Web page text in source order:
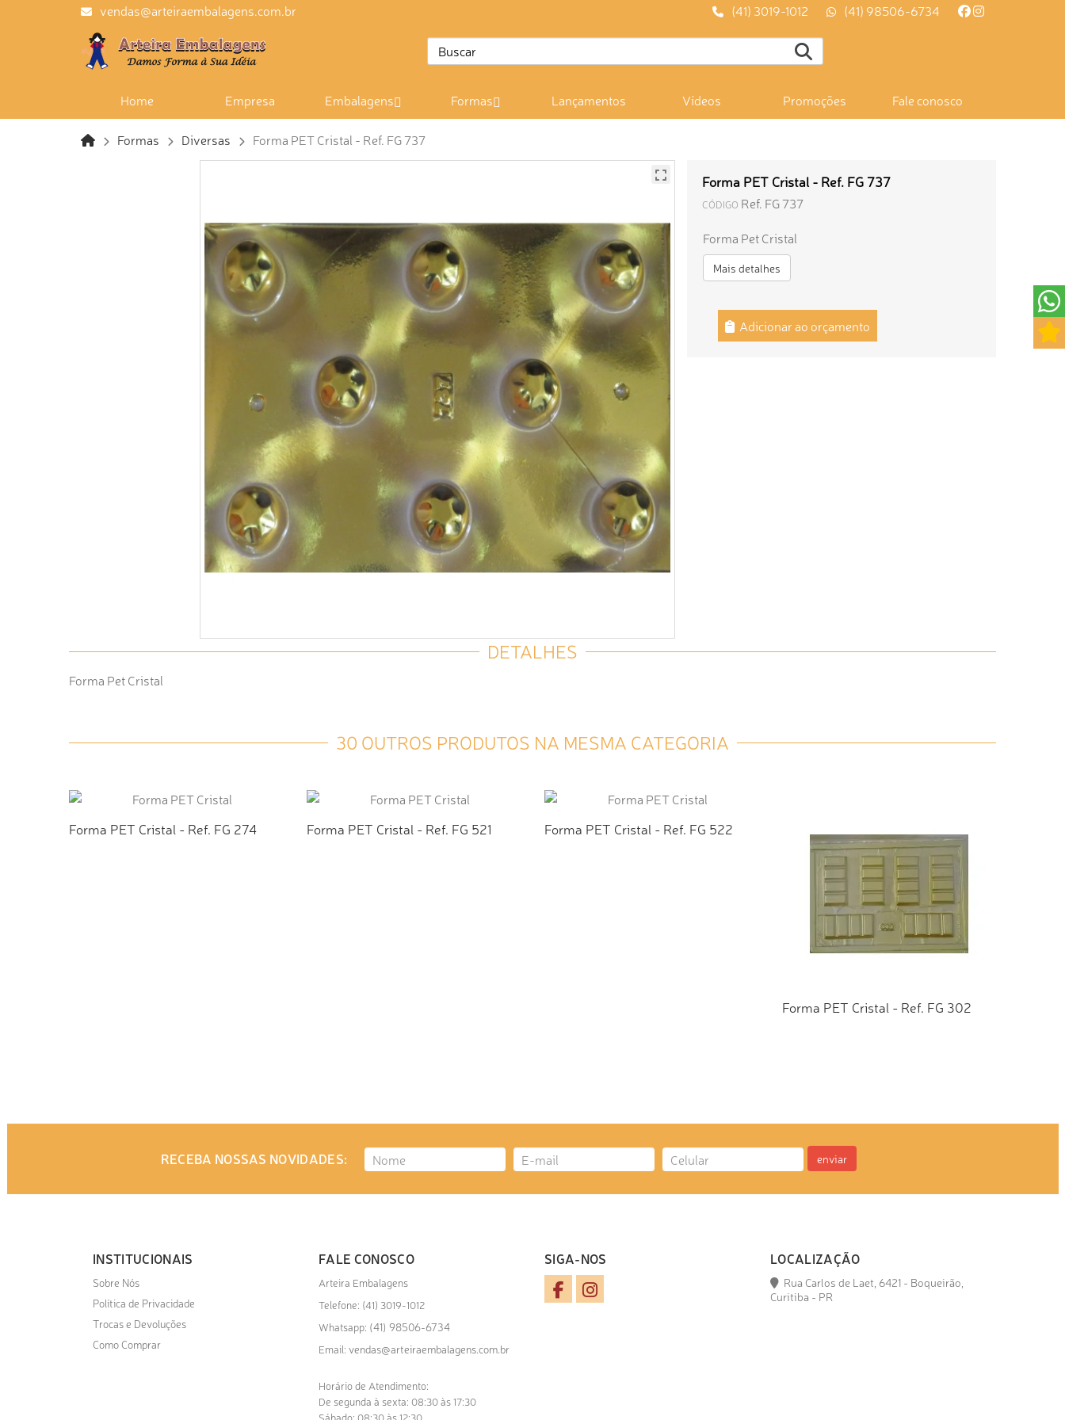
vendas@arteiraembalagens.com.br (41) 3019-1012 (41) 98506-6734
Home Empresa Embalagens Formas Lançamentos Vídeos Promoções Fale conosco
Formas Diversas Forma PET Cristal - Ref. FG 737
Forma PET Cristal - Ref. FG 737
CÓDIGO Ref. FG 737
Forma Pet Cristal
Mais detalhes
Adicionar ao orçamento
DETALHES
Forma Pet Cristal
30 OUTROS PRODUTOS NA MESMA CATEGORIA
Forma PET Cristal - Ref. FG 274 Forma PET Cristal - Ref. FG 521 Forma PET Cristal - Ref. FG 522
Forma PET Cristal - Ref. FG 302
RECEBA NOSSAS NOVIDADES: enviar
INSTITUCIONAIS
Sobre Nós
Política de Privacidade
Trocas e Devoluções
Como Comprar
FALE CONOSCO
Arteira Embalagens
Telefone: (41) 3019-1012
Whatsapp: (41) 98506-6734
Email: vendas@arteiraembalagens.com.br
Horário de Atendimento:
De segunda à sexta: 08:30 às 17:30
Sábado: 08:30 às 12:30
SIGA-NOS LOCALIZAÇÃO
Rua Carlos de Laet, 6421 - Boqueirão,
Curitiba - PR